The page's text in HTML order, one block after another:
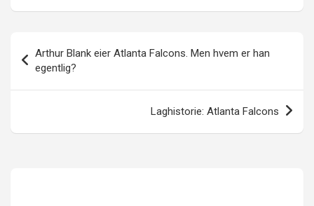
Arthur Blank eier Atlanta Falcons. Men hvem er han
egentlig?
Laghistorie: Atlanta Falcons